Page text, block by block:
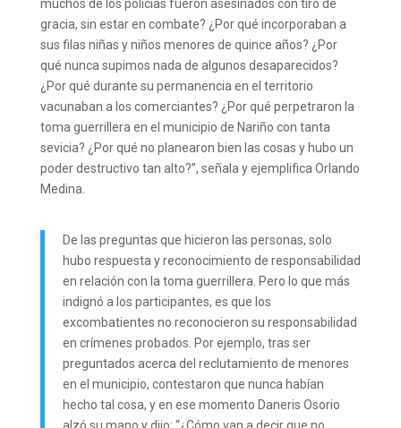
muchos de los policías fueron asesinados con tiro de
gracia, sin estar en combate? ¿Por qué incorporaban a
sus filas niñas y niños menores de quince años? ¿Por
qué nunca supimos nada de algunos desaparecidos?
¿Por qué durante su permanencia en el territorio
vacunaban a los comerciantes? ¿Por qué perpetraron la
toma guerrillera en el municipio de Nariño con tanta
sevicia? ¿Por qué no planearon bien las cosas y hubo un
poder destructivo tan alto?”, señala y ejemplifica Orlando
Medina.
De las preguntas que hicieron las personas, solo
hubo respuesta y reconocimiento de responsabilidad
en relación con la toma guerrillera. Pero lo que más
indignó a los participantes, es que los
excombatientes no reconocieron su responsabilidad
en crímenes probados. Por ejemplo, tras ser
preguntados acerca del reclutamiento de menores
en el municipio, contestaron que nunca habían
hecho tal cosa, y en ese momento Daneris Osorio